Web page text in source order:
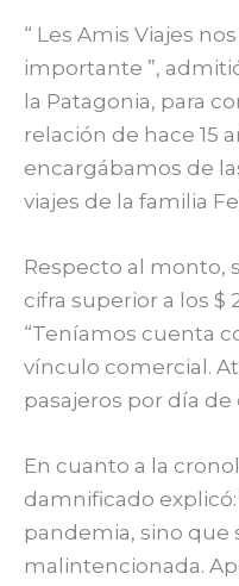
“ Les Amis Viajes
importante ”,
la Patagonia, para
relación de hace 15
encargábamos de
viajes de la familia
Respecto al monto,
cifra superior a los $
“Teníamos cuenta
vínculo comercial.
pasajeros por día de
En cuanto a la
damnificado
pandemia, sino que
malintencionada.